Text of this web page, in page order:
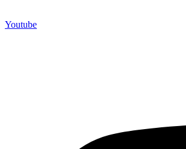
Youtube